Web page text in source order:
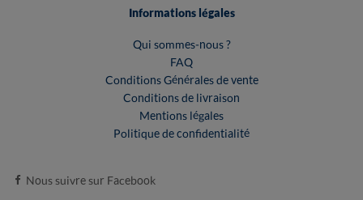
Informations légales
Qui sommes-nous ?
FAQ
Conditions Générales de vente
Conditions de livraison
Mentions légales
Politique de confidentialité
Nous suivre sur Facebook